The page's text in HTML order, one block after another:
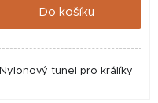
Do košíku
Nylonový tunel pro králíky